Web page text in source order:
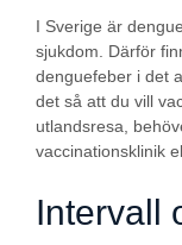
I Sverige är
sjukdom. Därför
denguefeber i det
det så att du vill
utlandsresa,
vaccinationsklinik
Intervall